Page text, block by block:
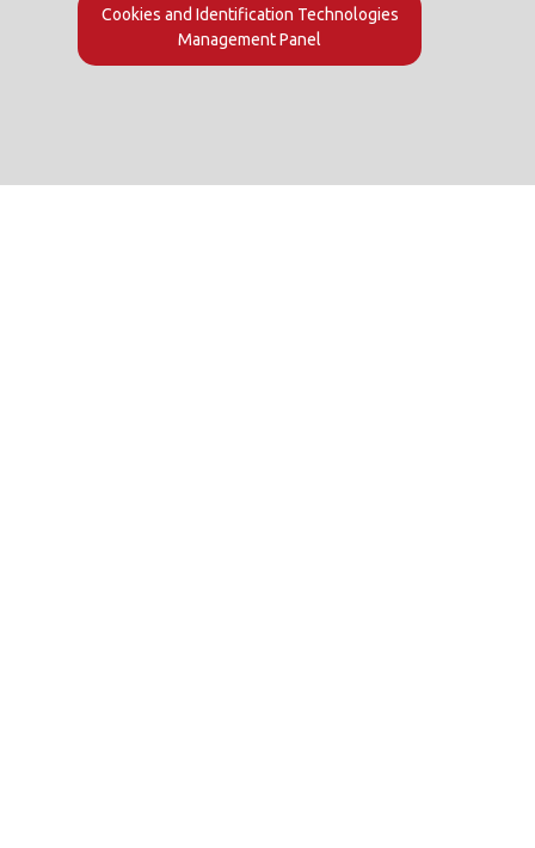
Cookies and Identification Technologies
Management Panel